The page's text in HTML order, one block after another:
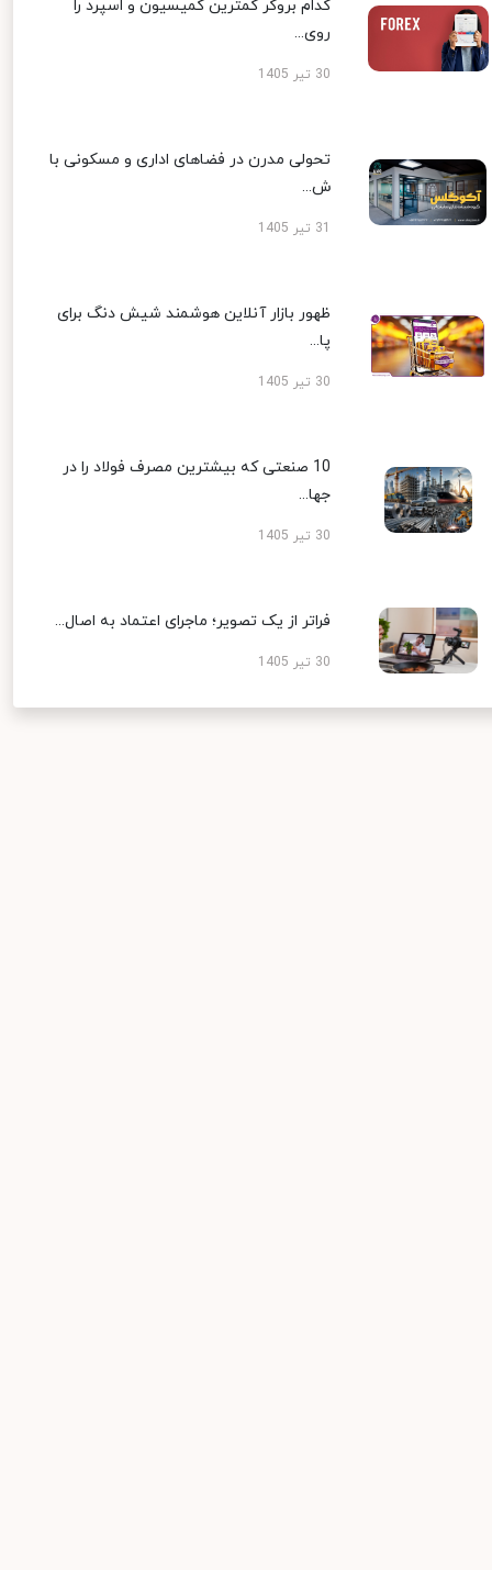
کدام بروکر کمترین کمیسیون و اسپرد را
روی...
30 تیر 1405
تحولی مدرن در فضاهای اداری و مسکونی با
ش...
ظهور بازار آنلاین هوشمند شیش دنگ برای
پا...
30 تیر 1405
10 صنعتی که بیشترین مصرف فولاد را در
جها...
30 تیر 1405
فراتر از یک تصویر؛ ماجرای اعتماد به اصال...
30 تیر 1405